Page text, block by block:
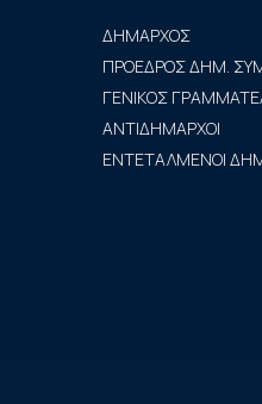
ΔΗΜΑΡΧΟΣ
ΠΡΟΕΔΡΟΣ ΔΗΜ.
ΓΕΝΙΚΟΣ
ΑΝΤΙΔΗΜΑΡΧΟΙ
ΕΝΤΕΤΑΛΜΕΝΟΙ